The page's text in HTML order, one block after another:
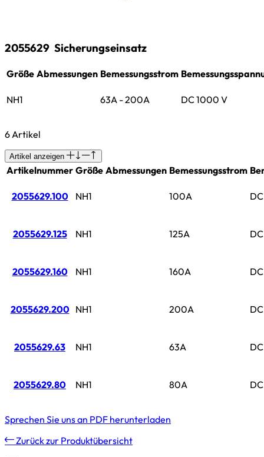
2055629 Sicherungseinsatz
Größe Abmessungen Bemessungsstrom
NH1 63A - 200A DC 1000 V
6 Artikel
Artikel anzeigen
Artikelnummer Größe Abmessungen Bemessungsstrom
2055629.100 NH1 100A
2055629.125 NH1 125A
2055629.160 NH1 160A
2055629.200 NH1 200A
2055629.63 NH1 63A
2055629.80 NH1 80A
Sprechen Sie uns an PDF herunterladen
Zurück zur Produktübersicht